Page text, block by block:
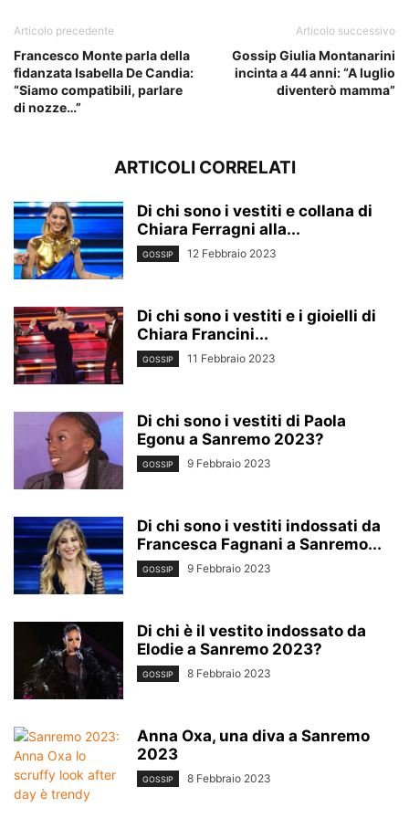
Articolo precedente
Francesco Monte parla della
fidanzata Isabella De Candia:
“Siamo compatibili, parlare
di nozze…”
Articolo successivo
Gossip Giulia Montanarini
incinta a 44 anni: “A luglio
diventerò mamma”
ARTICOLI CORRELATI
Di chi sono i vestiti e collana di
Chiara Ferragni alla...
GOSSIP 12 Febbraio 2023
Di chi sono i vestiti e i gioielli di
Chiara Francini...
GOSSIP 11 Febbraio 2023
Di chi sono i vestiti di Paola
Egonu a Sanremo 2023?
GOSSIP 9 Febbraio 2023
Di chi sono i vestiti indossati da
Francesca Fagnani a Sanremo...
GOSSIP 9 Febbraio 2023
Di chi è il vestito indossato da
Elodie a Sanremo 2023?
GOSSIP 8 Febbraio 2023
Anna Oxa, una diva a Sanremo
2023
GOSSIP 8 Febbraio 2023